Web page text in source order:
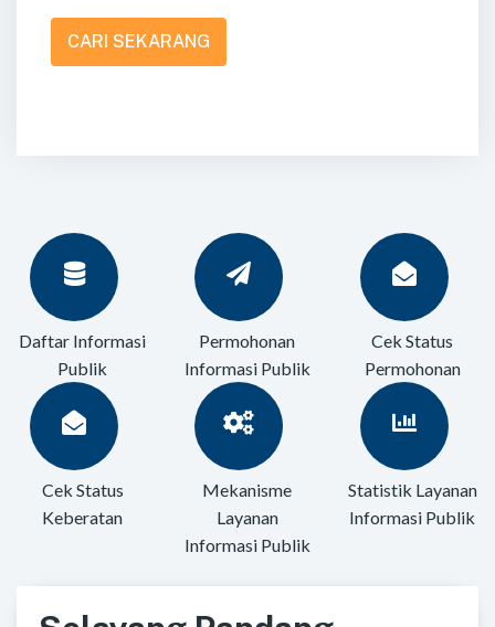
CARI SEKARANG
Daftar Informasi
Publik
Permohonan
Informasi Publik
Cek Status
Permohonan
Cek Status
Keberatan
Mekanisme
Layanan
Informasi Publik
Statistik Layanan
Informasi Publik